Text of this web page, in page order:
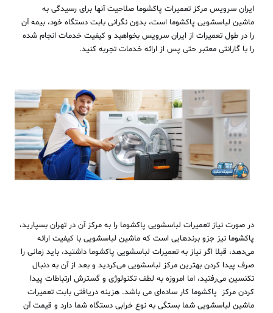
ایران سرویس مرکز تعمیرات پاکشوما صلاحیت آنها برای رسیدگی به
ماشین لباسشویی پاکشوما است، بدون نگرانی بابت دستگاه خود، بیمه آن
را در طول تعمیرات از ایران سرویس بخواهید و کیفیت خدمات انجام شده
را با گارانتی معتبر حتی پس از ارائه خدمات تجربه کنید.
در صورت نیاز تعمیرات لباسشویی پاکشوما را به مرکز آن در تهران بسپارید،
پاکشوما نیز جزو برندهایی است که ماشین لباسشویی با کیفیت ارائه
می‌دهد، قبلا اگر نیاز به تعمیرات لباسشویی پاکشوما داشتید، باید زمانی را
صرف پیدا کردن بهترین مرکز لباسشویی می‌کردید و بعد از آن به دنبال
تکنسین می‌رفتید، اما امروزه به لطف تکنولوژی و گسترش ارتباطات پیدا
کردن مرکز پاکشوما کار ساده‌ای می باشد. هزینه دریافتی بابت تعمیرات
ماشین لباسشویی شما بستگی به نوع خرابی دستگاه شما دارد و قیمت آن